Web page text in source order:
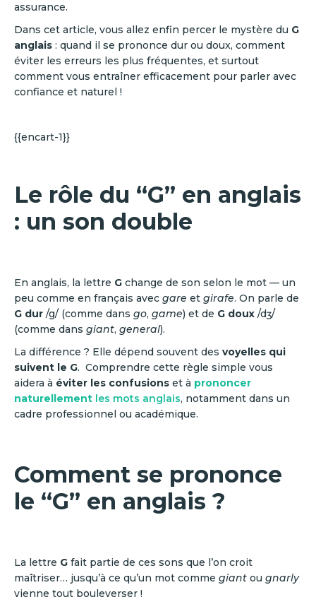
assurance.
Dans cet article, vous allez enfin percer le mystère du G
anglais : quand il se prononce dur ou doux, comment
éviter les erreurs les plus fréquentes, et surtout
comment vous entraîner efficacement pour parler avec
confiance et naturel !
{{encart-1}}
Le rôle du “G” en anglais
: un son double
En anglais, la lettre G change de son selon le mot — un
peu comme en français avec gare et girafe. On parle de
G dur /g/ (comme dans go, game) et de G doux /dʒ/
(comme dans giant, general).
La différence ? Elle dépend souvent des voyelles qui
suivent le G. Comprendre cette règle simple vous
aidera à éviter les confusions et à prononcer
naturellement les mots anglais, notamment dans un
cadre professionnel ou académique.
Comment se prononce
le “G” en anglais ?
La lettre G fait partie de ces sons que l’on croit
maîtriser… jusqu’à ce qu’un mot comme giant ou gnarly
vienne tout bouleverser !